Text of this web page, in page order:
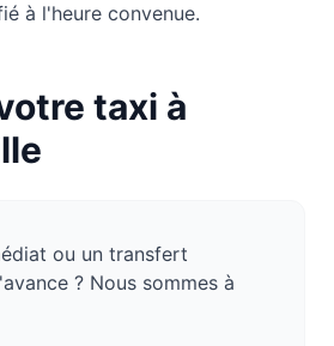
à l'heure convenue.
taxi à
ou un transfert
? Nous sommes à